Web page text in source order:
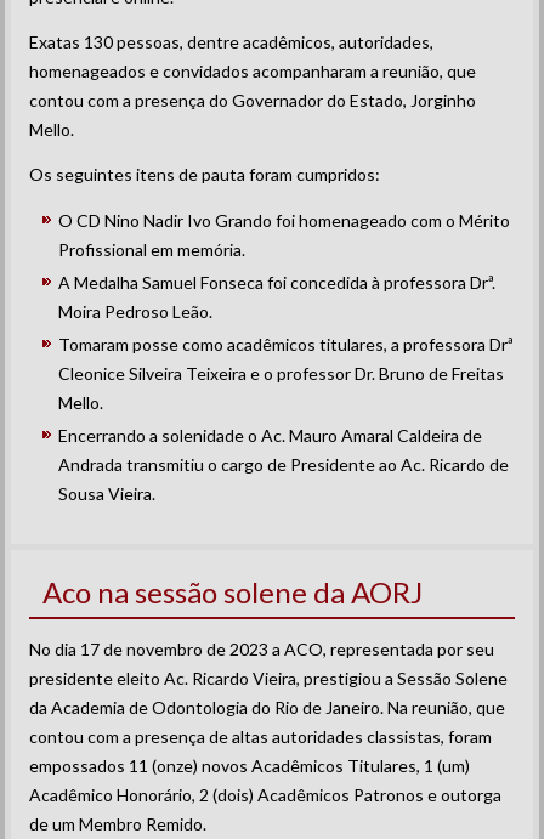
Exatas 130 pessoas, dentre acadêmicos, autoridades,
homenageados e convidados acompanharam a reunião, que
contou com a presença do Governador do Estado, Jorginho
Mello.
Os seguintes itens de pauta foram cumpridos:
O CD Nino Nadir Ivo Grando foi homenageado com o Mérito
Profissional em memória.
A Medalha Samuel Fonseca foi concedida à professora Drª.
Moira Pedroso Leão.
Tomaram posse como acadêmicos titulares, a professora Drª
Cleonice Silveira Teixeira e o professor Dr. Bruno de Freitas
Mello.
Encerrando a solenidade o Ac. Mauro Amaral Caldeira de
Andrada transmitiu o cargo de Presidente ao Ac. Ricardo de
Sousa Vieira.
Aco na sessão solene da AORJ
No dia 17 de novembro de 2023 a ACO, representada por seu
presidente eleito Ac. Ricardo Vieira, prestigiou a Sessão Solene
da Academia de Odontologia do Rio de Janeiro. Na reunião, que
contou com a presença de altas autoridades classistas, foram
empossados 11 (onze) novos Acadêmicos Titulares, 1 (um)
Acadêmico Honorário, 2 (dois) Acadêmicos Patronos e outorga
de um Membro Remido.